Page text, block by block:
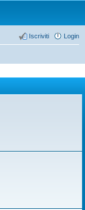
Login
Iscriviti